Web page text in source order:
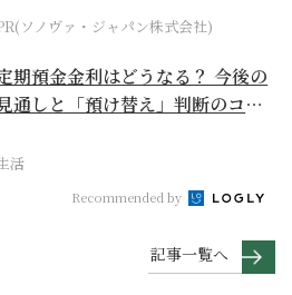
ソノヴァ・ジャパン株式会社)
期預金金利はどうなる？ 今後の
見通しと「預け替え」判断のコツ
活
Recommended by
記事一覧へ